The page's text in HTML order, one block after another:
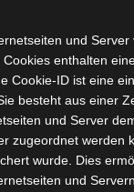
und Server
Cookies enthalten
Cookie-ID ist eine
besteht aus einer
und Server
zugeordnet werden
wurde. Dies
und